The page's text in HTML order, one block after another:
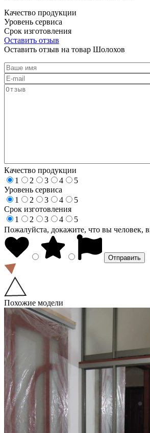
Качество продукции
Уровень сервиса
Срок изготовления
Оставить отзыв
Оставить отзыв на товар Шолохов
Качество продукции
1
2 3 4
5
Уровень сервиса
1
2 3 4
5
Срок изготовления
1
2 3 4
5
Пожалуйста, докажите, что вы человек,
Похожие модели